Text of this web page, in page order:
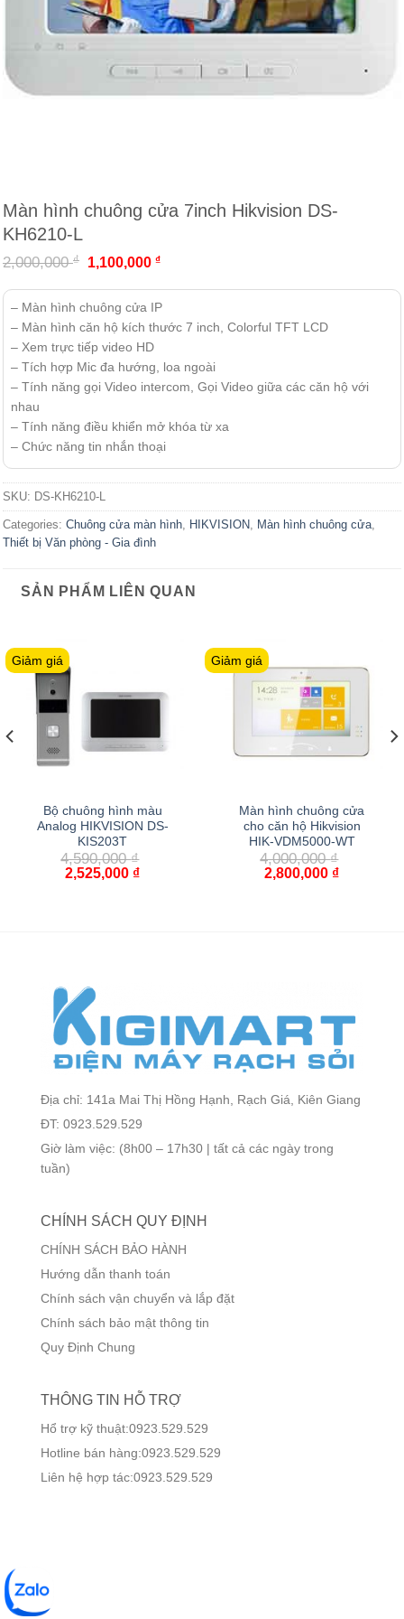
Màn hình chuông cửa 7inch Hikvision DS-
KH6210-L
2,000,000₫ 1,100,000₫
– Màn hình chuông cửa IP
– Màn hình căn hộ kích thước 7 inch, Colorful TFT LCD
– Xem trực tiếp video HD
– Tích hợp Mic đa hướng, loa ngoài
– Tính năng gọi Video intercom, Gọi Video giữa các căn hộ với
nhau
– Tính năng điều khiển mở khóa từ xa
– Chức năng tin nhắn thoại
SKU: DS-KH6210-L
Categories: Chuông cửa màn hình, HIKVISION, Màn hình chuông cửa,
Thiết bị Văn phòng - Gia đình
SẢN PHẨM LIÊN QUAN
Giảm giá
Bộ chuông hình màu
Analog HIKVISION DS-
KIS203T
4,590,000₫
2,525,000 ₫
Giảm giá
Màn hình chuông cửa
cho căn hộ Hikvision
HIK-VDM5000-WT
4,000,000₫
2,800,000 ₫
Địa chỉ: 141a Mai Thị Hồng Hạnh, Rạch Giá, Kiên Giang
ĐT: 0923.529.529
Giờ làm việc: (8h00 – 17h30 | tất cả các ngày trong
tuần)
CHÍNH SÁCH QUY ĐỊNH
CHÍNH SÁCH BẢO HÀNH
Hướng dẫn thanh toán
Chính sách vận chuyển và lắp đặt
Chính sách bảo mật thông tin
Quy Định Chung
THÔNG TIN HỖ TRỢ
Hổ trợ kỹ thuật:0923.529.529
Hotline bán hàng:0923.529.529
Liên hệ hợp tác:0923.529.529